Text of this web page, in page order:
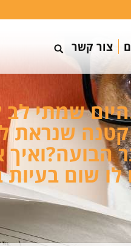
צור קשר
שמתי לב
קטנה
לו שום בעיות